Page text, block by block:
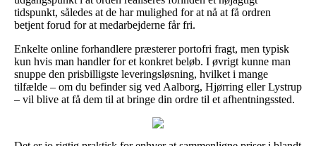
tidspunkt, således at de har mulighed for at nå at få ordren
betjent forud for at medarbejderne får fri.
Enkelte online forhandlere præsterer portofri fragt, men typisk
kun hvis man handler for et konkret beløb. I øvrigt kunne man
snuppe den prisbilligste leveringsløsning, hvilket i mange
tilfælde – om du befinder sig ved Aalborg, Hjørring eller Lystrup
– vil blive at få dem til at bringe din ordre til et afhentningssted.